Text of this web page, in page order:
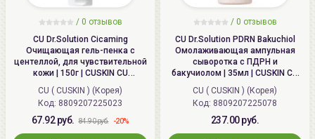
/ 0 отзывов
CU Dr.Solution Cicaming
Очищающая гель-пенка с
центеллой, для чувствительной
кожи | 150г | CUSKIN CU
Dr.Solution Cicaming Cleansing
Gel Foam
CU ( CUSKIN ) (Корея)
Код: 8809207225023
67.92 руб. 84.90 руб. -20%
/ 0 отзывов
CU Dr.Solution PDRN Bakuchiol
Омолаживающая ампульная
сыворотка с ПДРН и
бакучиолом | 35мл | CUSKIN CU
Dr.Solution PDRN Bakuchiol
Ampoule 100
CU ( CUSKIN ) (Корея)
Код: 8809207225078
237.00 руб.